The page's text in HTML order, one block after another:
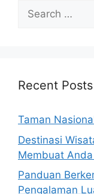
Search
for:
Recent Posts
Taman
Destinasi
Membuat
Panduan
Pengalaman